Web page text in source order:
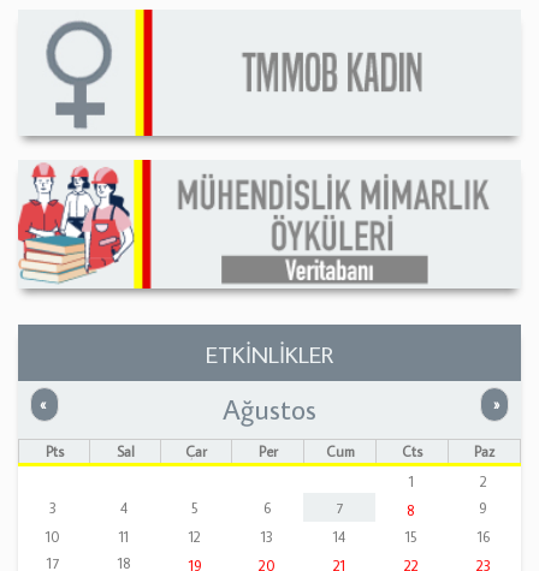
ETKİNLİKLER
« Önceki »
Ağustos
Pts Sal Çar Per Cum Cts
Paz
1
2
3
4 5 6 7 8
9
10
11 12 13 14 15
16
17
18 19 20 21 22
23